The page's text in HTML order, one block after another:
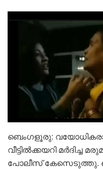
ബെംഗളൂരു:
വീട്ടിൽക്കയറി മർദിച്ച
പോലീസ് കേസെടുത്തു.